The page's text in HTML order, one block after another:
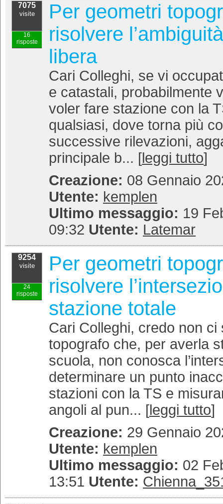
7075
visite
16
risposte
Per geometri
risolvere
libera
Cari Colleghi, se vi
e catastali, probabilmente
voler fare stazione con la
qualsiasi, dove torna più
successive rilevazioni,
principale b... [ leggi tutto]
Creazione: 08 Gennaio
Utente: kemplen
Ultimo messaggio: 19
09:32 Utente: Latemar
9254
visite
24
risposte
Per geometri
risolvere
stazione totale
Cari Colleghi, credo non ci
topografo che, per averla
scuola, non conosca
determinare un punto
stazioni con la TS e
angoli al pun... [ leggi tutto]
Creazione: 29 Gennaio
Utente: kemplen
Ultimo messaggio: 02
13:51 Utente: